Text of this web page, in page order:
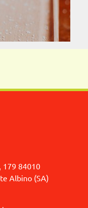
179 84010
Albino (SA)